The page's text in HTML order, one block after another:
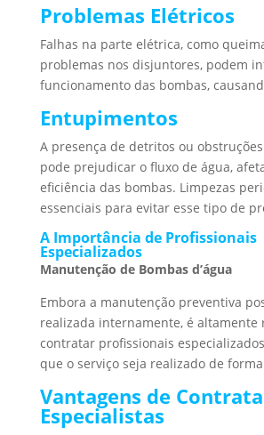
Problemas Elétricos
Falhas na parte elétrica, como
problemas nos disjuntores, podem
funcionamento das bombas,
Entupimentos
A presença de detritos ou
pode prejudicar o fluxo de água,
eficiência das bombas. Limpezas
essenciais para evitar esse tipo de
A Importância de Profissionais
Especializados
Manutenção de Bombas d’água
Embora a manutenção preventiva
realizada internamente, é altamente
contratar profissionais
que o serviço seja realizado de
Vantagens de
Especialistas